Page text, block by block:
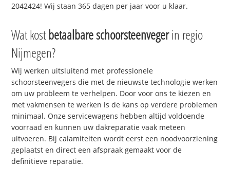
2042424! Wij staan 365 dagen per jaar voor u klaar.
Wat kostbetaalbare schoorsteenvegerin regio
Nijmegen?
Wij werken uitsluitend met professionele
schoorsteenvegers die met de nieuwste technologie werken
om uw probleem te verhelpen. Door voor ons te kiezen en
met vakmensen te werken is de kans op verdere problemen
minimaal. Onze servicewagens hebben altijd voldoende
voorraad en kunnen uw dakreparatie vaak meteen
uitvoeren. Bij calamiteiten wordt eerst een noodvoorziening
geplaatst en direct een afspraak gemaakt voor de
definitieve reparatie.